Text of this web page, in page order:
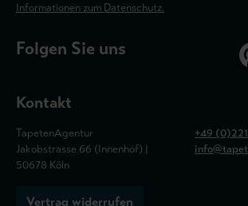
Informationen zum Datenschutz.
Folgen Sie uns
Kontakt
TapetenAgentur
Jakobstrasse 66 (Innenhof) |
50678 Köln
+49
Vertrag widerrufen